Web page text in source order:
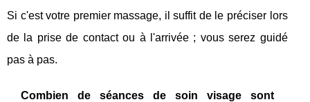
Si c'est votre premier massage, il suffit de le préciser lors
de la prise de contact ou à l'arrivée ; vous serez guidé
pas à pas.
Combien de séances de soin visage sont